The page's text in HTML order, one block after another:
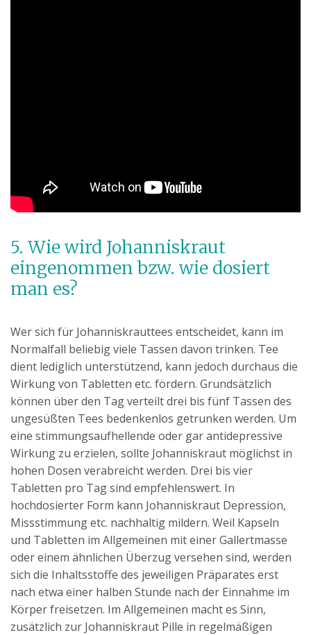
5. Wie wird Johanniskraut
eingenommen bzw. wie dosiert
man es?
Wer sich für Johanniskrauttees entscheidet, kann im
Normalfall beliebig viele Tassen davon trinken. Tee
dient lediglich unterstützend, kann jedoch durchaus die
Wirkung von Tabletten etc. fördern. Grundsätzlich
können über den Tag verteilt drei bis fünf Tassen des
ungesüßten Tees bedenkenlos getrunken werden. Um
eine stimmungsaufhellende oder gar antidepressive
Wirkung zu erzielen, sollte Johanniskraut möglichst in
hohen Dosen verabreicht werden. Drei bis vier
Tabletten pro Tag sind empfehlenswert. In
hochdosierter Form kann Johanniskraut Depression,
Missstimmung etc. nachhaltig mildern. Weil Kapseln
und Tabletten im Allgemeinen mit einer Gallertmasse
oder einem ähnlichen Überzug versehen sind, werden
sich die Inhaltsstoffe des jeweiligen Präparates erst
nach etwa einer halben Stunde nach der Einnahme im
Körper freisetzen. Im Allgemeinen macht es Sinn,
zusätzlich zur Johanniskraut Pille in regelmäßigen